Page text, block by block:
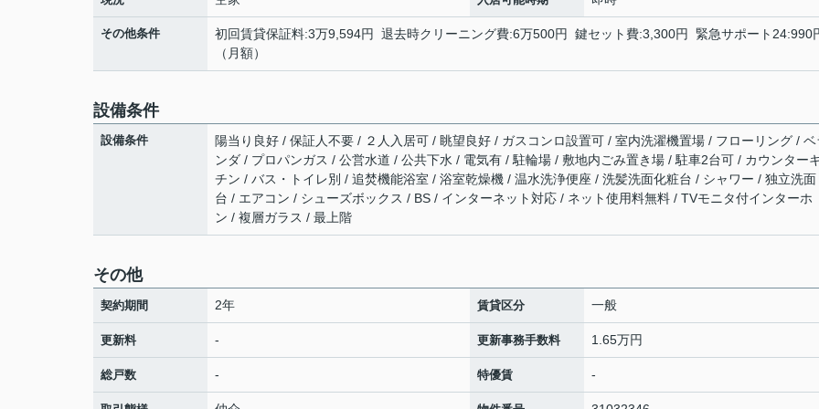
その他条件
初回賃貸保証料:3万9,594円 退去時クリーニング費:6万500円 鍵セット費:3,300円 緊急サポート24:990
（月額）
設備条件
設備条件
陽当り良好 / 保証人不要 / ２人入居可 / 眺望良好 / ガスコンロ設置可 / 室内洗濯機置場 / フローリング / ベ
ンダ / プロパンガス / 公営水道 / 公共下水 / 電気有 / 駐輪場 / 敷地内ごみ置き場 / 駐車2台可 / カウンター
チン / バス・トイレ別 / 追焚機能浴室 / 浴室乾燥機 / 温水洗浄便座 / 洗髪洗面化粧台 / シャワー / 独立洗面
台 / エアコン / シューズボックス / BS / インターネット対応 / ネット使用料無料 / TVモニタ付インターホ
ン / 複層ガラス / 最上階
その他
契約期間 2年 賃貸区分 一般
更新料 - 更新事務手数料 1.65万円
総戸数 - 特優賃 -